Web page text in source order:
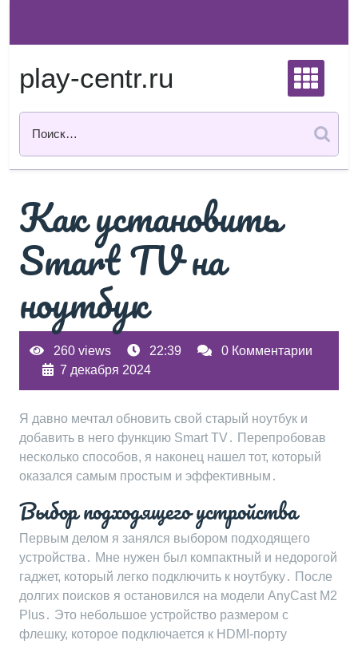
содержимому
play-centr.ru
Как установить
Smart TV на
ноутбук
260 views 22:39
0 Комментарии
7 декабря 2024
Я давно мечтал обновить свой старый ноутбук и
добавить в него функцию Smart TV․ Перепробовав
несколько способов, я наконец нашел тот, который
оказался самым простым и эффективным․
Выбор подходящего устройства
Первым делом я занялся выбором подходящего
устройства․ Мне нужен был компактный и недорогой
гаджет, который легко подключить к ноутбуку․ После
долгих поисков я остановился на модели AnyCast M2
Plus․ Это небольшое устройство размером с
флешку, которое подключается к HDMI-порту